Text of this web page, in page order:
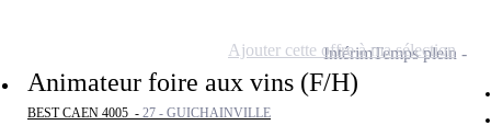
Animateur foire aux vins (F/H)
BEST CAEN 4005 - 27 - GUICHAINVILLE
IntérimTemps plein
Ajouter cette offre à ma sélection